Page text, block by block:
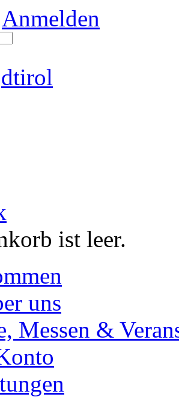
Anmelden
ist leer.
uns
Messen &